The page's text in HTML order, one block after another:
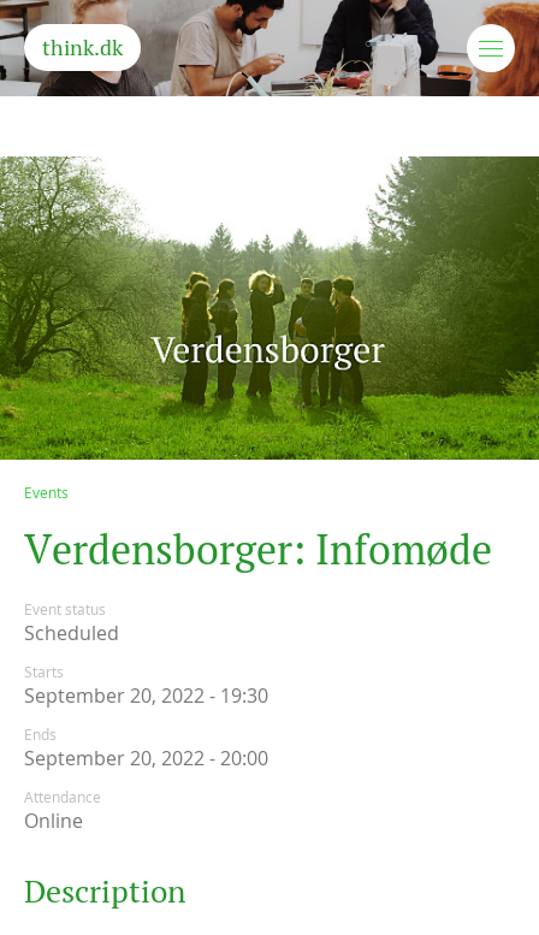
think.dk
Events
Verdensborger: Infomøde
Event status
Scheduled
Starts
September 20, 2022 - 19:30
Ends
September 20, 2022 - 20:00
Attendance
Online
Description